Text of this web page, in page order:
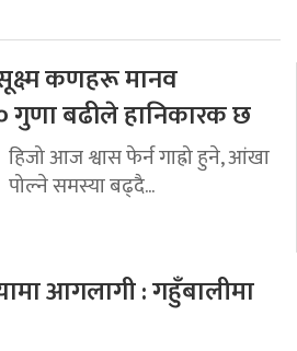
कणहरू मानव
गुणा बढीले हानिकारक छ
हिजो आज श्वास फेर्न गाह्रो हुने, आंखा
पोल्ने समस्या बढ्दै...
आगलागी : गहुँबालीमा